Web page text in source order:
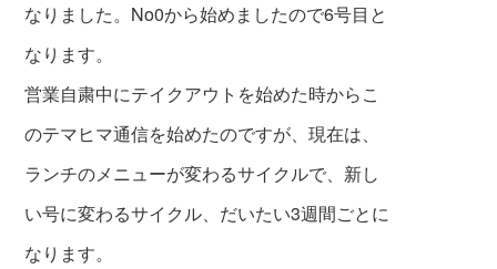
なりました。No0から始めましたので6号目と
なります。
営業自粛中にテイクアウトを始めた時からこ
のテマヒマ通信を始めたのですが、現在は、
ランチのメニューが変わるサイクルで、新し
い号に変わるサイクル、だいたい3週間ごとに
なります。